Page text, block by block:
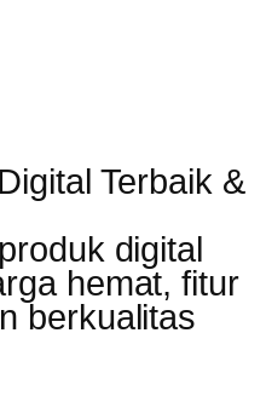
Terbaik &
digital
hemat, fitur
berkualitas